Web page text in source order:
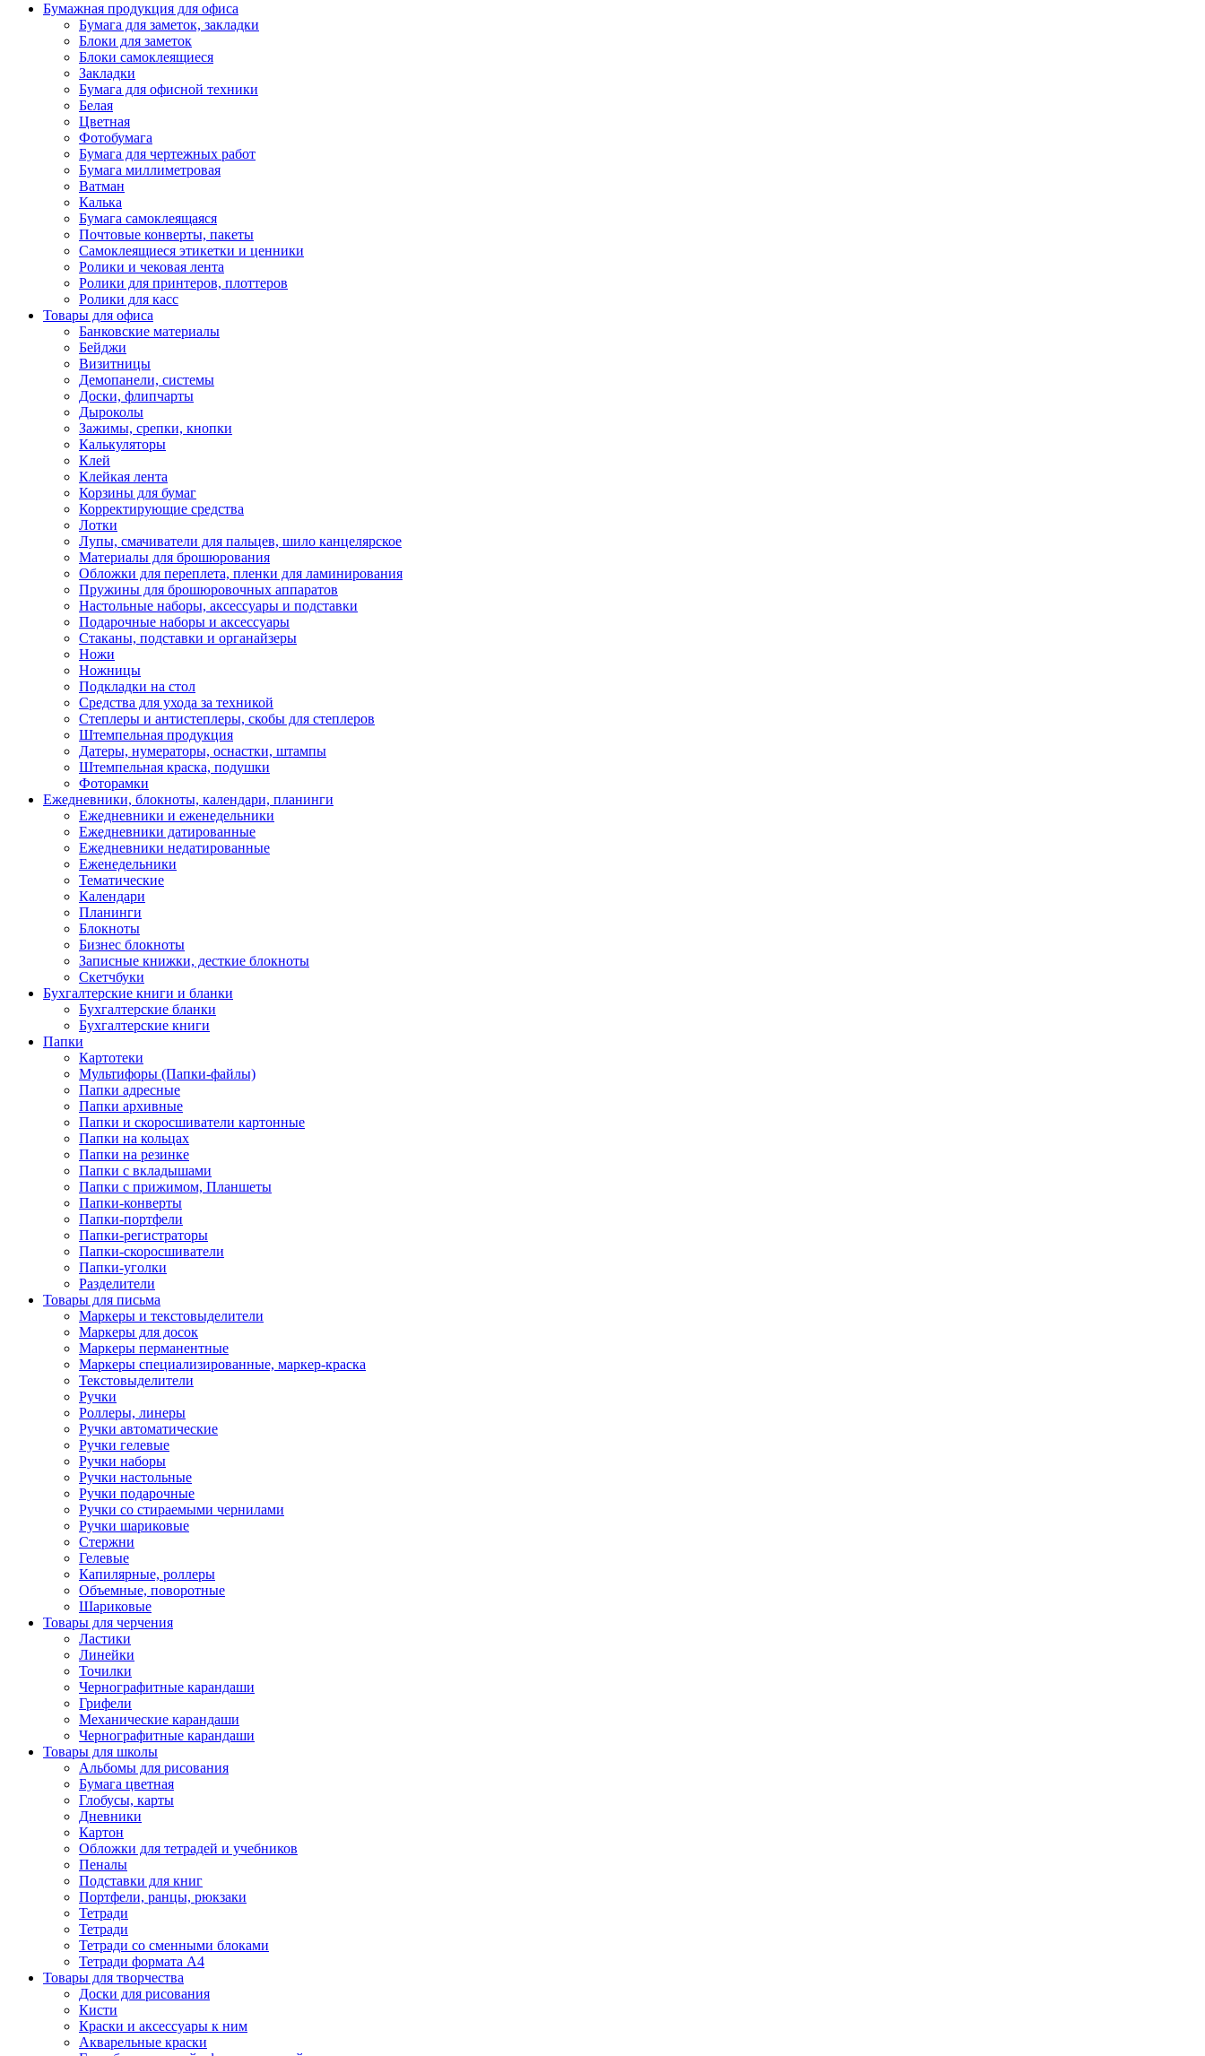
Бумажная продукция для офиса
Бумага для заметок, закладки
Блоки для заметок
Блоки самоклеящиеся
Закладки
Бумага для офисной техники
Белая
Цветная
Фотобумага
Бумага для чертежных работ
Бумага миллиметровая
Ватман
Калька
Бумага самоклеящаяся
Почтовые конверты, пакеты
Самоклеящиеся этикетки и ценники
Ролики и чековая лента
Ролики для принтеров, плоттеров
Ролики для касс
Товары для офиса
Банковские материалы
Бейджи
Визитницы
Демопанели, системы
Доски, флипчарты
Дыроколы
Зажимы, срепки, кнопки
Калькуляторы
Клей
Клейкая лента
Корзины для бумаг
Корректирующие средства
Лотки
Лупы, смачиватели для пальцев, шило канцелярское
Материалы для брошюрования
Обложки для переплета, пленки для ламинирования
Пружины для брошюровочных аппаратов
Настольные наборы, аксессуары и подставки
Подарочные наборы и аксессуары
Стаканы, подставки и органайзеры
Ножи
Ножницы
Подкладки на стол
Средства для ухода за техникой
Степлеры и антистеплеры, скобы для степлеров
Штемпельная продукция
Датеры, нумераторы, оснастки, штампы
Штемпельная краска, подушки
Фоторамки
Ежедневники, блокноты, календари, планинги
Ежедневники и еженедельники
Ежедневники датированные
Ежедневники недатированные
Еженедельники
Тематические
Календари
Планинги
Блокноты
Бизнес блокноты
Записные книжки, десткие блокноты
Скетчбуки
Бухгалтерские книги и бланки
Бухгалтерские бланки
Бухгалтерские книги
Папки
Картотеки
Мультифоры (Папки-файлы)
Папки адресные
Папки архивные
Папки и скоросшиватели картонные
Папки на кольцах
Папки на резинке
Папки с вкладышами
Папки с прижимом, Планшеты
Папки-конверты
Папки-портфели
Папки-регистраторы
Папки-скоросшиватели
Папки-уголки
Разделители
Товары для письма
Маркеры и текстовыделители
Маркеры для досок
Маркеры перманентные
Маркеры специализированные, маркер-краска
Текстовыделители
Ручки
Роллеры, линеры
Ручки автоматические
Ручки гелевые
Ручки наборы
Ручки настольные
Ручки подарочные
Ручки со стираемыми чернилами
Ручки шариковые
Стержни
Гелевые
Капилярные, роллеры
Объемные, поворотные
Шариковые
Товары для черчения
Ластики
Линейки
Точилки
Чернографитные карандаши
Грифели
Механические карандаши
Чернографитные карандаши
Товары для школы
Альбомы для рисования
Бумага цветная
Глобусы, карты
Дневники
Картон
Обложки для тетрадей и учебников
Пеналы
Подставки для книг
Портфели, ранцы, рюкзаки
Тетради
Тетради
Тетради со сменными блоками
Тетради формата А4
Товары для творчества
Доски для рисования
Кисти
Краски и аксессуары к ним
Акварельные краски